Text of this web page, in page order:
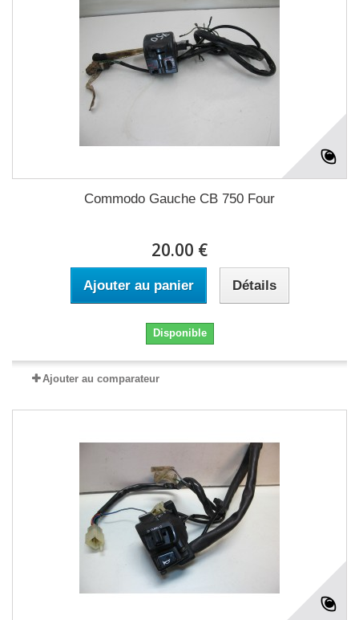
Commodo Gauche CB 750 Four
20.00 €
Ajouter au panier Détails
Disponible
Ajouter au comparateur